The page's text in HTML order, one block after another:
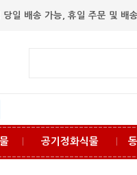
일 배송 가능, 휴일 주문 및 배
공기정화식물